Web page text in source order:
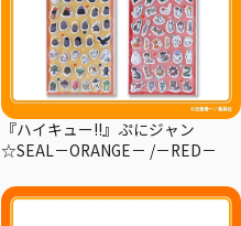
『ハイキュー!!』ぷにジャン
☆SEAL－ORANGE－ /－RED－